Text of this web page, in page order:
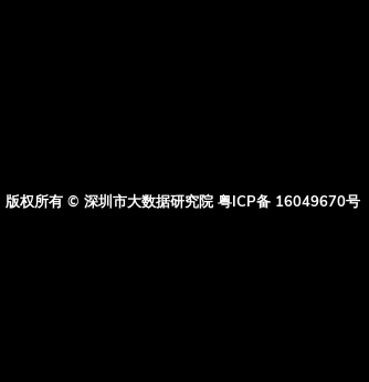
版权所有 © 深圳市大数据研究院 粤ICP备 16049670号